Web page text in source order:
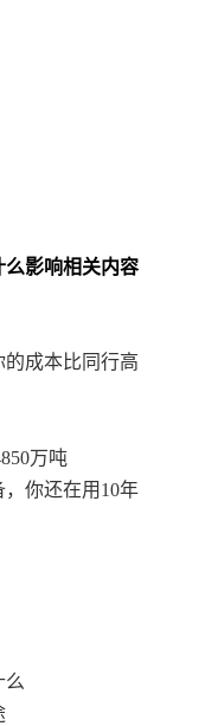
影响相关内容
成本比同行高
万吨
你还在用10年
么